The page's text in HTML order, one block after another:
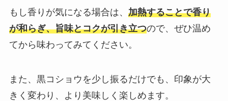
もし香りが気になる場合は、 加熱することで香り
が和らぎ、旨味とコクが引き立つので、ぜひ温め
てから味わってみてください。
また、黒コショウを少し振るだけでも、印象が大
きく変わり、より美味しく楽しめます。